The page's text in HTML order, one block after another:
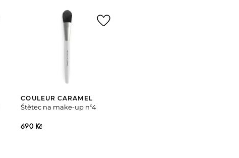
COULEUR CARAMEL
Štětec na make-up n°4
690 Kč
favorite_border